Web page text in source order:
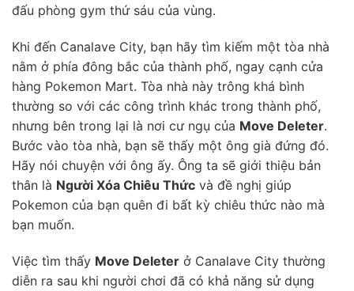
đấu phòng gym thứ sáu của vùng.
Khi đến Canalave City, bạn hãy tìm kiếm một tòa nhà
nằm ở phía đông bắc của thành phố, ngay cạnh cửa
hàng Pokemon Mart. Tòa nhà này trông khá bình
thường so với các công trình khác trong thành phố,
nhưng bên trong lại là nơi cư ngụ của Move Deleter.
Bước vào tòa nhà, bạn sẽ thấy một ông già đứng đó.
Hãy nói chuyện với ông ấy. Ông ta sẽ giới thiệu bản
thân là Người Xóa Chiêu Thức và đề nghị giúp
Pokemon của bạn quên đi bất kỳ chiêu thức nào mà
bạn muốn.
Việc tìm thấy Move Deleter ở Canalave City thường
diễn ra sau khi người chơi đã có khả năng sử dụng